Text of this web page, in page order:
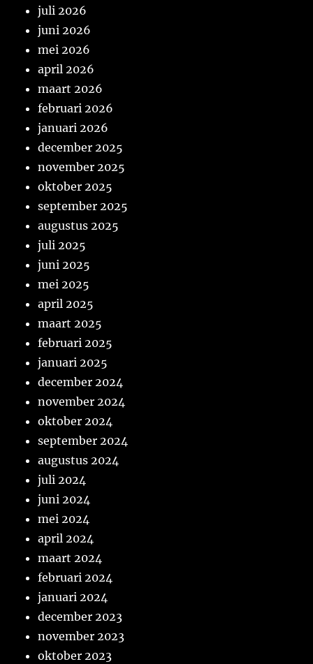
juli 2026
juni 2026
mei 2026
april 2026
maart 2026
februari 2026
januari 2026
december 2025
november 2025
oktober 2025
september 2025
augustus 2025
juli 2025
juni 2025
mei 2025
april 2025
maart 2025
februari 2025
januari 2025
december 2024
november 2024
oktober 2024
september 2024
augustus 2024
juli 2024
juni 2024
mei 2024
april 2024
maart 2024
februari 2024
januari 2024
december 2023
november 2023
oktober 2023